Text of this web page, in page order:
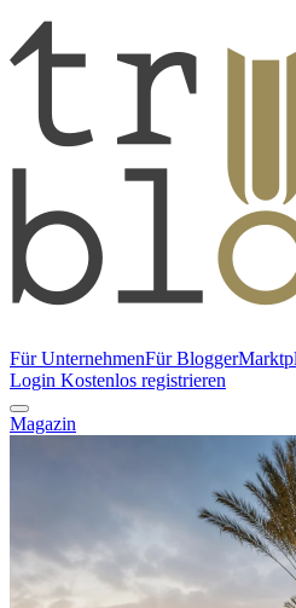
Für UnternehmenFür Blogger
Login Kostenlos registrieren
Magazin